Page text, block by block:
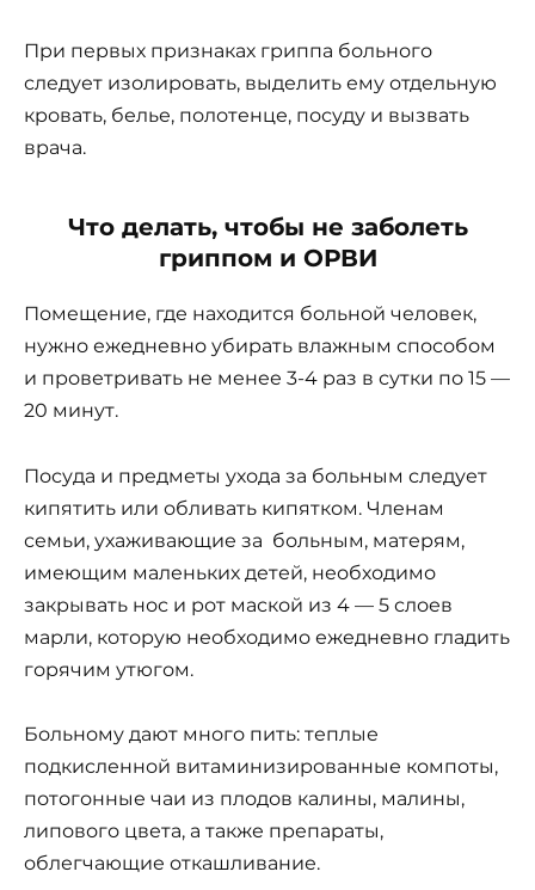
При первых признаках гриппа больного
следует изолировать, выделить ему отдельную
кровать, белье, полотенце, посуду и вызвать
врача.
Что делать, чтобы не заболеть
гриппом и ОРВИ
Помещение, где находится больной человек,
нужно ежедневно убирать влажным способом
и проветривать не менее 3-4 раз в сутки по 15 —
20 минут.
Посуда и предметы ухода за больным следует
кипятить или обливать кипятком. Членам
семьи, ухаживающие за больным, матерям,
имеющим маленьких детей, необходимо
закрывать нос и рот маской из 4 — 5 слоев
марли, которую необходимо ежедневно гладить
горячим утюгом.
Больному дают много пить: теплые
подкисленной витаминизированные компоты,
потогонные чаи из плодов калины, малины,
липового цвета, а также препараты,
облегчающие откашливание.